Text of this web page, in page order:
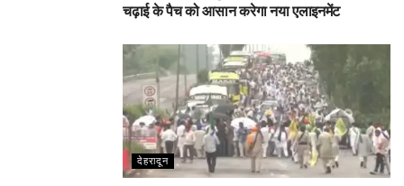
चढ़ाई के पैच को आसान करेगा नया एलाइनमेंट
देहरादून